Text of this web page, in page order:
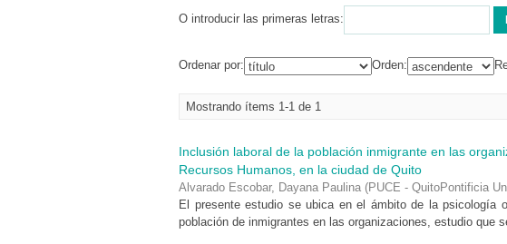
O introducir las primeras letras:
Ordenar por: Orden:
Mostrando ítems 1-1 de 1
Inclusión laboral de la población inmigrante en las
Recursos Humanos, en la ciudad de Quito
Alvarado Escobar, Dayana Paulina (PUCE - QuitoPontificia
El presente estudio se ubica en el ámbito de la psicología
población de inmigrantes en las organizaciones, estudio que